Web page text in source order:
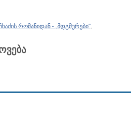
რომანიდან - „მდგმურები",